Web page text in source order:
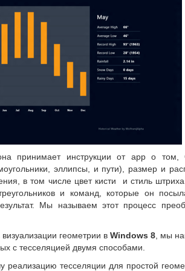
принимает инструкции от app о том,
эллипсы, и пути), размер и
в том числе цвет кисти и стиль
и команд, которые он
Мы называем этот процесс
геометрии вWindows 8 , мы
с тесселяцией двумя способами.
тесселяции для простой